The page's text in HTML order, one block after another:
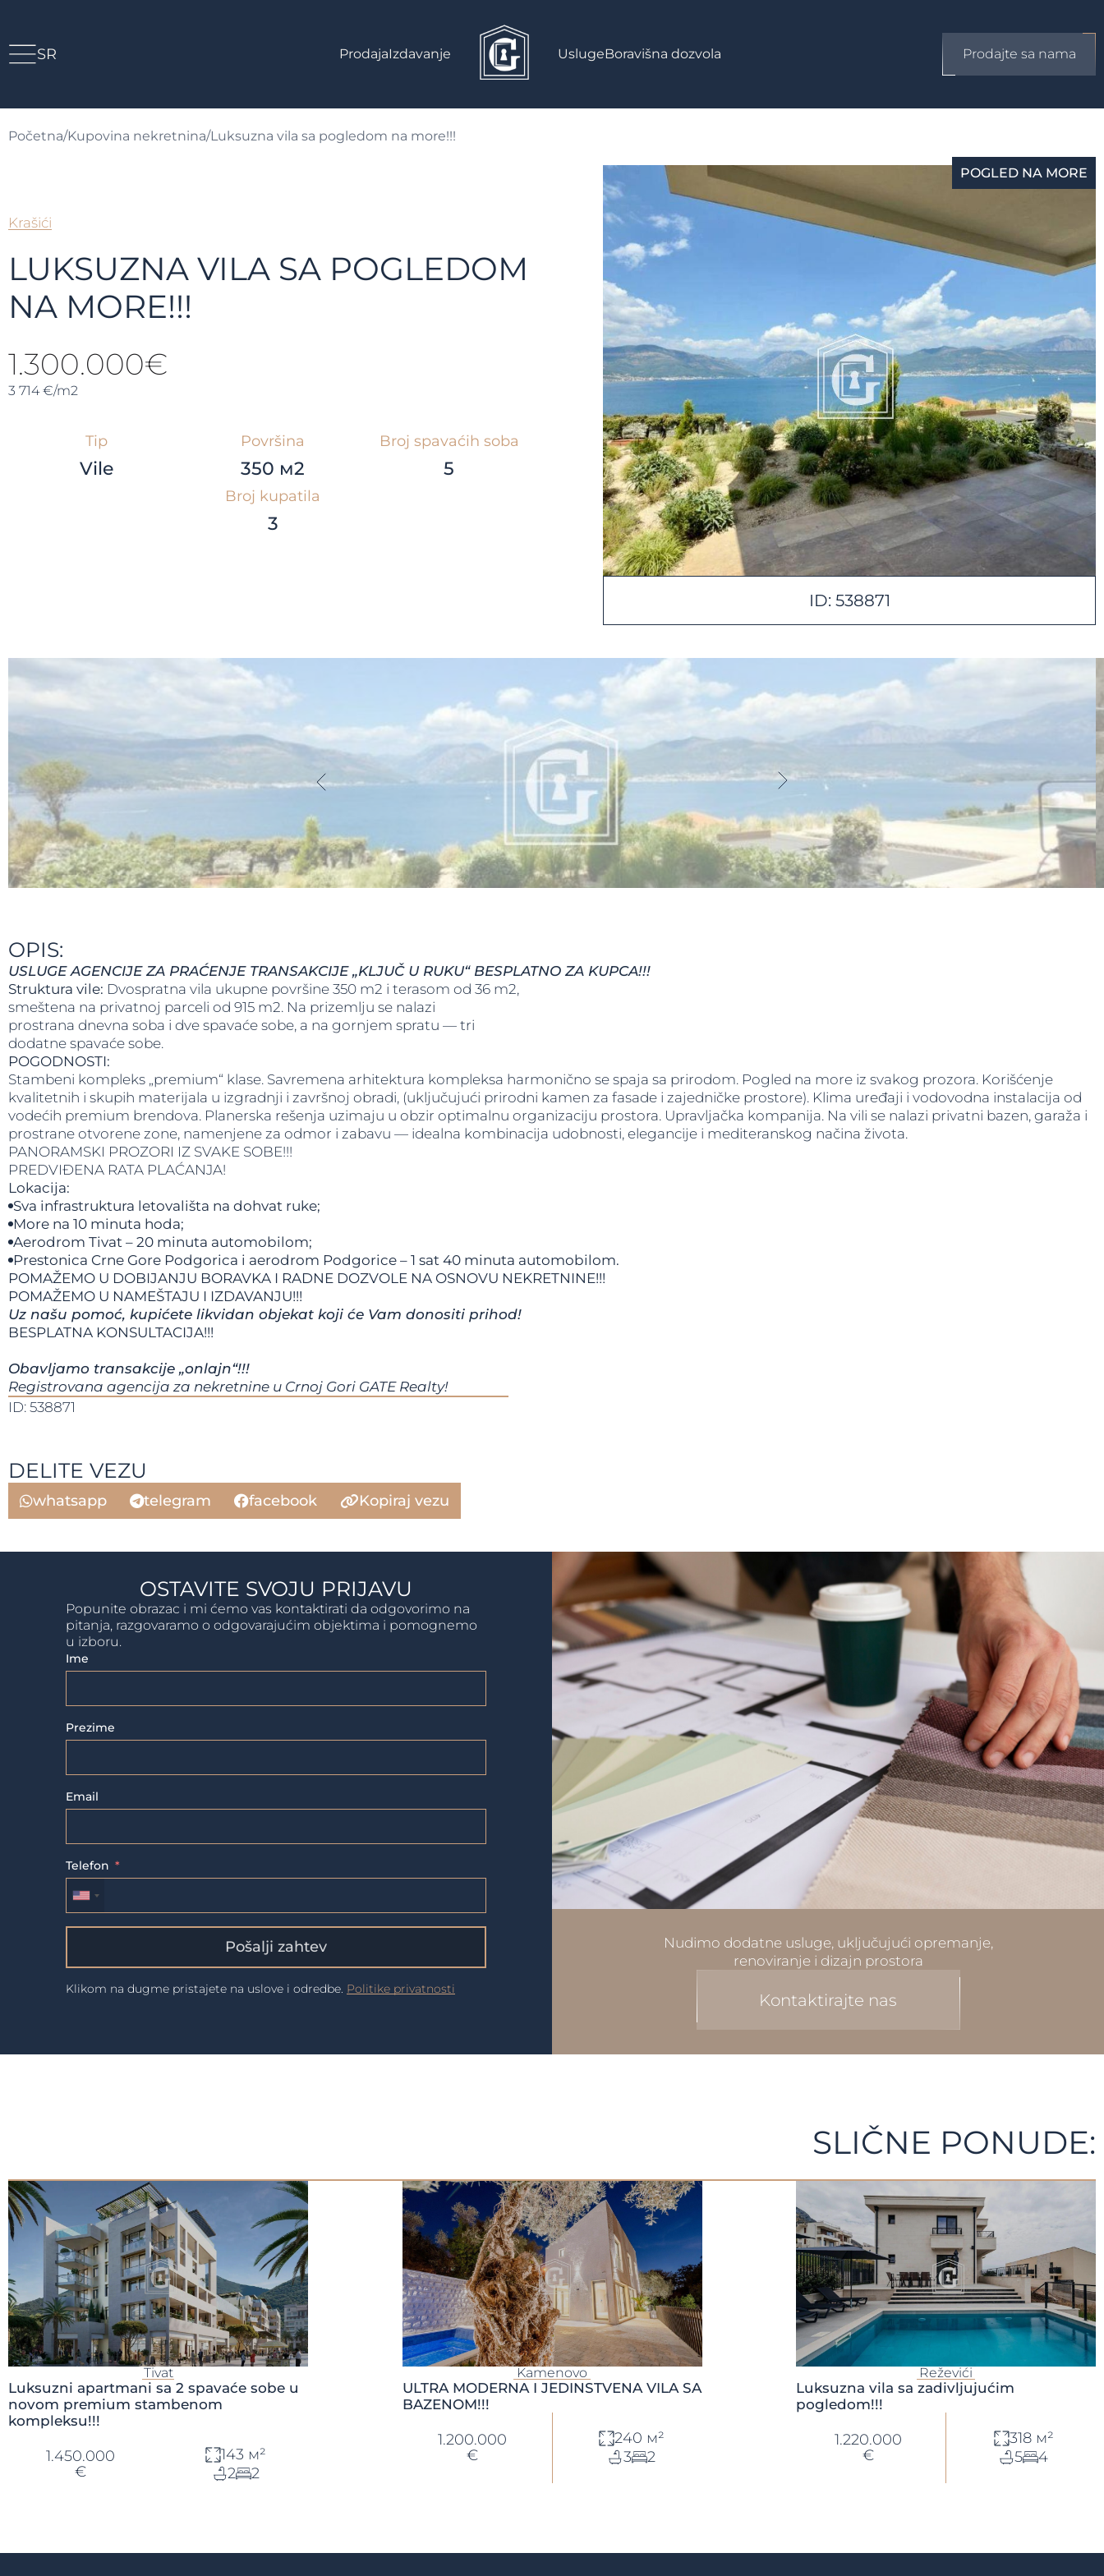
SR ProdajaIzdavanje UslugeBoravišna dozvola Prodajte sa nama
Početna/Kupovina nekretnina/Luksuzna vila sa pogledom na more!!!
Krašići
LUKSUZNA VILA SA POGLEDOM
NA MORE!!!
1.300.000€
3 714 €/m2
Tip
Vile
Površina
350 м2
Broj spavaćih soba
5
Broj kupatila
3
POGLED NA MORE
ID: 538871
OPIS:
USLUGE AGENCIJE ZA PRAĆENJE TRANSAKCIJE „KLJUČ U RUKU“ BESPLATNO ZA KUPCA!!!
Struktura vile: Dvospratna vila ukupne površine 350 m2 i terasom od 36 m2,
smeštena na privatnoj parceli od 915 m2. Na prizemlju se nalazi
prostrana dnevna soba i dve spavaće sobe, a na gornjem spratu — tri
dodatne spavaće sobe.
POGODNOSTI:
Stambeni kompleks „premium“ klase. Savremena arhitektura kompleksa harmonično se spaja sa prirodom. Pogled na more iz svakog prozora. Korišćenje
kvalitetnih i skupih materijala u izgradnji i završnoj obradi, (uključujući prirodni kamen za fasade i zajedničke prostore). Klima uređaji i vodovodna instalacija od
vodećih premium brendova. Planerska rešenja uzimaju u obzir optimalnu organizaciju prostora. Upravljačka kompanija. Na vili se nalazi privatni bazen, garaža i
prostrane otvorene zone, namenjene za odmor i zabavu — idealna kombinacija udobnosti, elegancije i mediteranskog načina života.
PANORAMSKI PROZORI IZ SVAKE SOBE!!!
PREDVIĐENA RATA PLAĆANJA!
Lokacija:
Sva infrastruktura letovališta na dohvat ruke;
More na 10 minuta hoda;
Aerodrom Tivat – 20 minuta automobilom;
Prestonica Crne Gore Podgorica i aerodrom Podgorice – 1 sat 40 minuta automobilom.
POMAŽEMO U DOBIJANJU BORAVKA I RADNE DOZVOLE NA OSNOVU NEKRETNINE!!!
POMAŽEMO U NAMEŠTAJU I IZDAVANJU!!!
Uz našu pomoć, kupićete likvidan objekat koji će Vam donositi prihod!
BESPLATNA KONSULTACIJA!!!
Obavljamo transakcije „onlajn“!!!
Registrovana agencija za nekretnine u Crnoj Gori GATE Realty!
ID: 538871
DELITE VEZU
whatsapp telegram facebook Kopiraj vezu
OSTAVITE SVOJU PRIJAVU
Popunite obrazac i mi ćemo vas kontaktirati da odgovorimo na
pitanja, razgovaramo o odgovarajućim objektima i pomognemo
u izboru.
Ime
Prezime
Email
Telefon
Pošalji zahtev
Klikom na dugme pristajete na uslove i odredbe. Politike privatnosti
Nudimo dodatne usluge, uključujući opremanje,
renoviranje i dizajn prostora
Kontaktirajte nas
SLIČNE PONUDE:
Tivat
Luksuzni apartmani sa 2 spavaće sobe u
novom premium stambenom
kompleksu!!!
1.450.000
€
143 м²
2
2
Kamenovo
ULTRA MODERNA I JEDINSTVENA VILA SA
BAZENOM!!!
1.200.000
€
240 м²
3
2
Reževići
Luksuzna vila sa zadivljujućim
pogledom!!!
1.220.000
€
318 м²
5
4